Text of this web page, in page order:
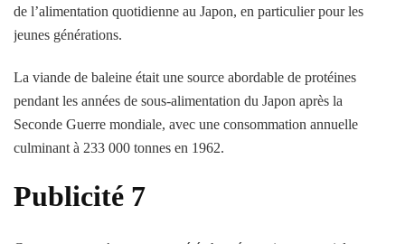
de l’alimentation quotidienne au Japon, en particulier pour les
jeunes générations.
La viande de baleine était une source abordable de protéines
pendant les années de sous-alimentation du Japon après la
Seconde Guerre mondiale, avec une consommation annuelle
culminant à 233 000 tonnes en 1962.
Publicité 7